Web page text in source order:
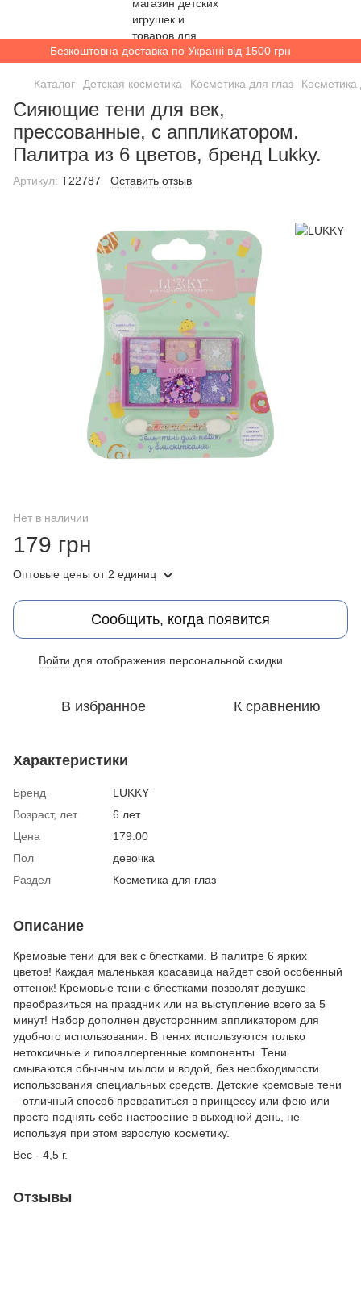
Безкоштовна доставка по Україні від 1500 грн
Каталог Детская косметика Косметика для глаз Косметика
Сияющие тени для век,
прессованные, с аппликатором.
Палитра из 6 цветов, бренд Lukky.
Артикул: T22787 Оставить отзыв
Нет в наличии
179 грн
Оптовые цены от 2 единиц
Сообщить, когда появится
Войти для отображения персональной скидки
В избранное К сравнению
Характеристики
Бренд
LUKKY
Возраст, лет
6 лет
Цена
179.00
Пол
девочка
Раздел
Косметика для глаз
Описание
Кремовые тени для век с блестками. В палитре 6 ярких
цветов! Каждая маленькая красавица найдет свой особенный
оттенок! Кремовые тени с блестками позволят девушке
преобразиться на праздник или на выступление всего за 5
минут! Набор дополнен двусторонним аппликатором для
удобного использования. В тенях используются только
нетоксичные и гипоаллергенные компоненты. Тени
смываются обычным мылом и водой, без необходимости
использования специальных средств. Детские кремовые тени
– отличный способ превратиться в принцессу или фею или
просто поднять себе настроение в выходной день, не
используя при этом взрослую косметику.
Вес - 4,5 г.
Отзывы